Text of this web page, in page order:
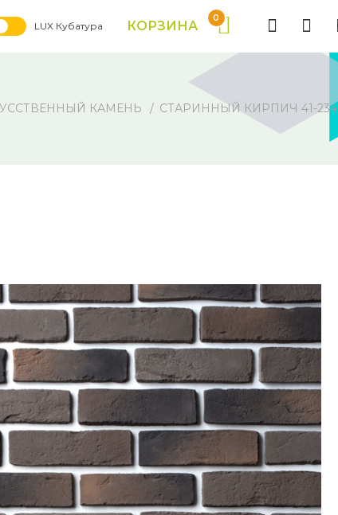
LUX Кубатура КОРЗИНА
0
КАМЕНЬ СТАРИННЫЙ КИРПИЧ 41-234